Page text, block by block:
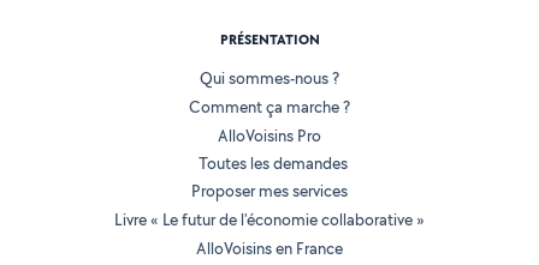
PRÉSENTATION
Qui sommes-nous ?
Comment ça marche ?
AlloVoisins Pro
Toutes les demandes
Proposer mes services
Livre « Le futur de l'économie collaborative »
AlloVoisins en France